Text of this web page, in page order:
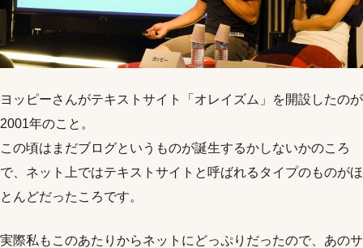
ヨッピーさんがテキストサイト「オレイズム」を開設したのが
2001年のこと。
この頃はまだブログというものが誕生するかしないかのころ
で、ネット上ではテキストサイトと呼ばれるタイプのものがほ
とんどだったころです。
実際私もこのあたりからネットにどっぷりだったので、あのサ